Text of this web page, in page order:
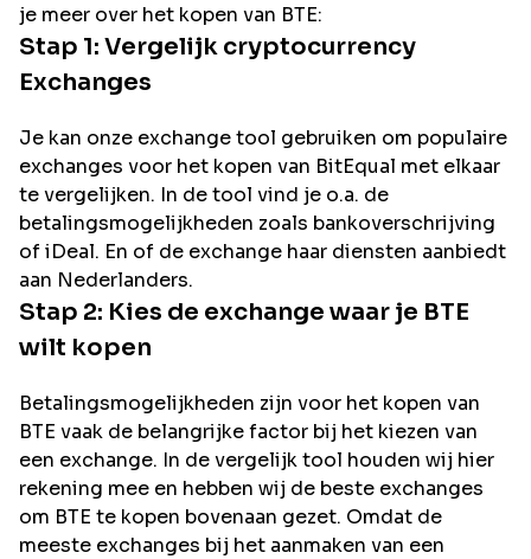
je meer over het kopen van BTE:
Stap 1: Vergelijk cryptocurrency
Exchanges
Je kan onze exchange tool gebruiken om populaire
exchanges voor het kopen van BitEqual met elkaar
te vergelijken. In de tool vind je o.a. de
betalingsmogelijkheden zoals bankoverschrijving
of iDeal. En of de exchange haar diensten aanbiedt
aan Nederlanders.
Stap 2: Kies de exchange waar je BTE
wilt kopen
Betalingsmogelijkheden zijn voor het kopen van
BTE vaak de belangrijke factor bij het kiezen van
een exchange. In de vergelijk tool houden wij hier
rekening mee en hebben wij de beste exchanges
om BTE te kopen bovenaan gezet. Omdat de
meeste exchanges bij het aanmaken van een